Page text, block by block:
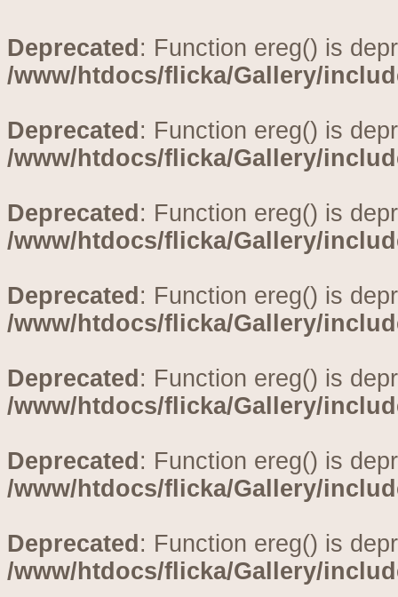
Deprecated : Function ereg() is
/www/htdocs/flicka/Gallery/
Deprecated : Function ereg() is
/www/htdocs/flicka/Gallery/
Deprecated : Function ereg() is
/www/htdocs/flicka/Gallery/
Deprecated : Function ereg() is
/www/htdocs/flicka/Gallery/
Deprecated : Function ereg() is
/www/htdocs/flicka/Gallery/
Deprecated : Function ereg() is
/www/htdocs/flicka/Gallery/
Deprecated : Function ereg() is
/www/htdocs/flicka/Gallery/